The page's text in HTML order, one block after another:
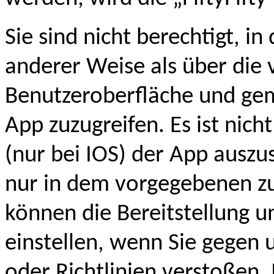
Sie sind nicht berechtigt,
anderer Weise als über die
Benutzeroberfläche und
App zuzugreifen. Es ist
(nur bei IOS) der App
nur in dem vorgegebenen
können die Bereitstellung
einstellen, wenn Sie gegen